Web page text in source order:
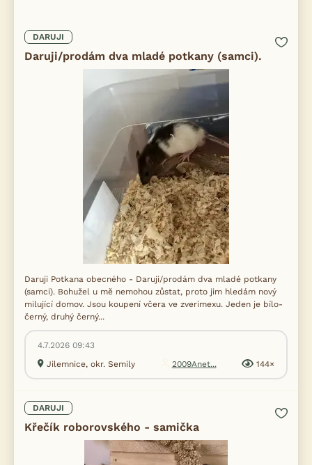
DARUJI
Daruji/prodám dva mladé potkany (samci).
Daruji Potkana obecného - Daruji/prodám dva mladé potkany
(samci). Bohužel u mě nemohou zůstat, proto jim hledám nový
milující domov. Jsou koupení včera ve zverimexu. Jeden je bílo-
černý, druhý černý...
4.7.2026 09:43
Jilemnice, okr. Semily
2009Anet... 144×
DARUJI
Křečík roborovského - samička